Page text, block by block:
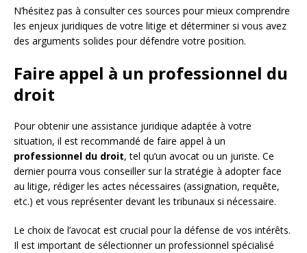
N’hésitez pas à consulter ces sources pour mieux comprendre
les enjeux juridiques de votre litige et déterminer si vous avez
des arguments solides pour défendre votre position.
Faire appel à un professionnel du
droit
Pour obtenir une assistance juridique adaptée à votre
situation, il est recommandé de faire appel à un
professionnel du droit, tel qu’un avocat ou un juriste. Ce
dernier pourra vous conseiller sur la stratégie à adopter face
au litige, rédiger les actes nécessaires (assignation, requête,
etc.) et vous représenter devant les tribunaux si nécessaire.
Le choix de l’avocat est crucial pour la défense de vos intérêts.
Il est important de sélectionner un professionnel spécialisé